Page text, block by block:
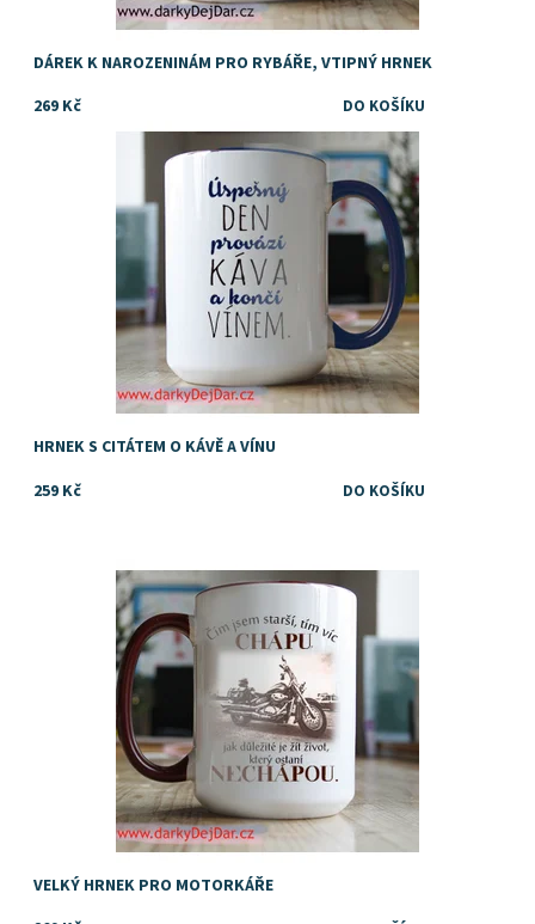
DÁREK K NAROZENINÁM PRO RYBÁŘE, VTIPNÝ HRNEK
269 Kč
Vtipný dárek třeba pro kolegu nebo kolegyni z práce
Skladem
HRNEK S CITÁTEM O KÁVĚ A VÍNU
259 Kč
Dostupnost:
Skladem
DejDar
VELKÝ HRNEK PRO MOTORKÁŘE